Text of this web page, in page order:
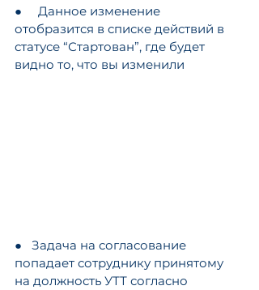
●     Данное изменение
отобразится в списке действий в
статусе “Стартован”, где будет
видно то, что вы изменили
●   Задача на согласование
попадает сотруднику принятому
на должность УТТ согласно